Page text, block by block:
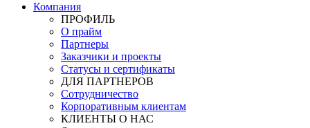
Компания
ПРОФИЛЬ
О прайм
Партнеры
Заказчики и проекты
Статусы и сертификаты
ДЛЯ ПАРТНЕРОВ
Сотрудничество
Корпоративным клиентам
КЛИЕНТЫ О НАС